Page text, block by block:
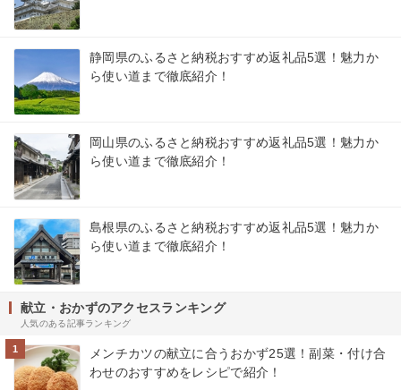
静岡県のふるさと納税おすすめ返礼品5選！魅力か
ら使い道まで徹底紹介！
岡山県のふるさと納税おすすめ返礼品5選！魅力か
ら使い道まで徹底紹介！
島根県のふるさと納税おすすめ返礼品5選！魅力か
ら使い道まで徹底紹介！
献立・おかずのアクセスランキング
人気のある記事ランキング
1
メンチカツの献立に合うおかず25選！副菜・付け合
わせのおすすめをレシピで紹介！